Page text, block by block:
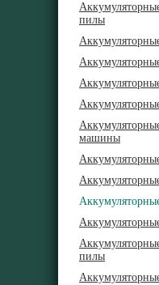
пилы
машины
пилы